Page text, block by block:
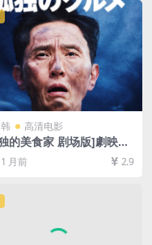
42GB][中英字幕]
高清电影
的美食家 剧场版]劇映画
のグルメ (2024)[百度网
克网盘1080P超清未删
源][网盘在线播放/下载]
6.6GB][中文字幕]
月前 2.9